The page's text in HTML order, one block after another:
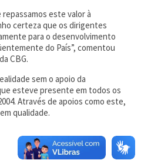
este valor à
certeza que os dirigentes
para o desenvolvimento
do País”, comentou
CBG.
sem o apoio da
esteve presente em todos os
Através de apoios como este,
qualidade.